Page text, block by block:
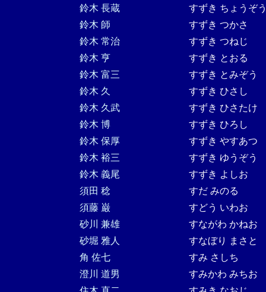
鈴木 長蔵
すずき ちょうぞ
鈴木 師
すずき つかさ
鈴木 常治
すずき つねじ
鈴木 亨
すずき とおる
鈴木 富三
すずき とみぞう
鈴木 久
すずき ひさし
鈴木 久武
すずき ひさたけ
鈴木 博
すずき ひろし
鈴木 保厚
すずき やすあつ
鈴木 裕三
すずき ゆうぞう
鈴木 義尾
すずき よしお
須田 稔
すだ みのる
須藤 巌
すどう いわお
砂川 兼雄
すながわ かねお
砂堀 雅人
すなぼり まさと
角 佐七
すみ さしち
澄川 道男
すみかわ みちお